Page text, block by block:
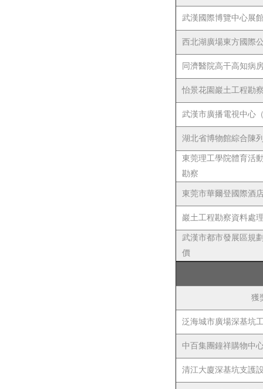
武漢國際博覽中心展
西北湖廣場東方國際
同濟醫院高干高知病
怡景花園巖土工程勘
武漢市廣播電視中心
湖北省博物館綜合陳
東莞理工學院體育活
勘察
東莞市華爾登國際酒
巖土工程勘察資料處
武漢市都市發展區規
價
獲
泛海城市廣場深基坑
中百集團鐘祥購物中
清江大廈深基坑支護